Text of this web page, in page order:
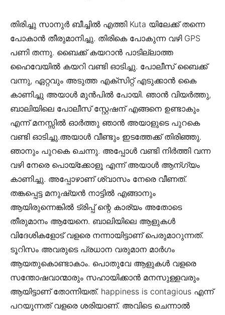
തിരിച്ചു സാനുര്‍ ബീച്ചില്‍ എത്തി Kuta യിലേക്ക് തന്നെ
പോകാന്‍ തീരുമാനിച്ചു. തിരികെ പോകുന്ന വഴി GPS
പണി തന്നു. ബൈക്ക് കയറാന്‍ പാടില്ലാത്ത
ഹൈവേയില്‍ കയറി വണ്ടി ഓടിച്ചു. പോലീസ് ബൈക്ക്
വന്നു, ഏറ്റവും അടുത്ത എക്സിറ്റ് എടുക്കാന്‍ കൈ
കാണിച്ചു അയാള്‍ മുന്‍പില്‍ പോയി. ഞാന്‍ വിയര്‍ത്തു,
ബാലിയിലെ പോലീസ് സ്റ്റേഷന് എങ്ങനെ ഉണ്ടാകും
എന്ന് മനസ്സില്‍ ഓര്‍ത്തു ഞാന്‍ അയാളുടെ പുറകെ
വണ്ടി ഓടിച്ചു.അയാള്‍ വീണ്ടും ഇടത്തേക്ക് തിരിഞ്ഞു.
ഞാനും പുറകെ ചെന്നു. അപ്പോള്‍ വണ്ടി നിര്‍ത്തി വന്ന
വഴി നേരെ പൊയ്ക്കോളൂ എന്ന് അയാള്‍ ആന്ഗ്യം
കാണിച്ചു. അപ്പോഴാണ്‌ ശ്വാസം നേരെ വീണത്‌.
തങ്കപ്പെട്ട മനുഷ്യന്‍ നാട്ടില്‍ എങ്ങാനും
ആയിരുന്നെങ്കില്‍ ട്രിപ്പ്‌ ന്റെ കാര്യം അതോടെ
തീരുമാനം ആയേനെ. ബാലിയിലെ ആളുകള്‍
വിദേശികളോട് വളരെ നന്നായിട്ടാണ് പെരുമാറുന്നത്.
ടൂറിസം അവരുടെ പ്രധാന വരുമാന മാര്‍ഗം
ആയതുകൊണ്ടാകാം. പൊതുവേ ആളുകള്‍ വളരെ
സന്തോഷവാന്മാരും സഹായിക്കാന്‍ മനസുള്ളവരും
ആയിട്ടാണ് തോന്നിയത്. happiness is contagious എന്ന്
പറയുന്നത് വളരെ ശരിയാണ്. അവിടെ ചെന്നാല്‍